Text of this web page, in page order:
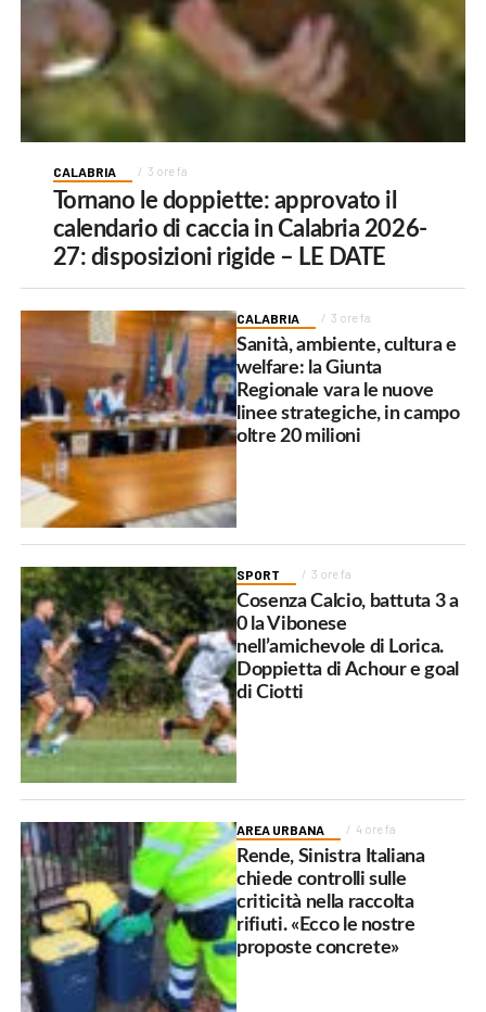
CALABRIA 3 ore fa
Tornano le doppiette: approvato il
calendario di caccia in Calabria 2026-
27: disposizioni rigide – LE DATE
CALABRIA 3 ore fa
Sanità, ambiente, cultura e
welfare: la Giunta
Regionale vara le nuove
linee strategiche, in campo
oltre 20 milioni
SPORT 3 ore fa
Cosenza Calcio, battuta 3 a
0 la Vibonese
nell’amichevole di Lorica.
Doppietta di Achour e goal
di Ciotti
AREA URBANA 4 ore fa
Rende, Sinistra Italiana
chiede controlli sulle
criticità nella raccolta
rifiuti. «Ecco le nostre
proposte concrete»